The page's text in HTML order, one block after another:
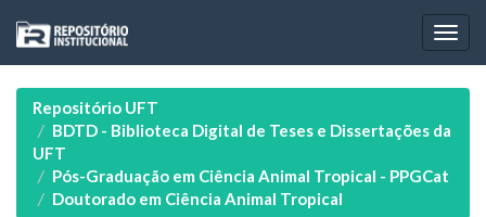
navigation
Repositório UFT
BDTD - Biblioteca Digital de Teses e Dissertações da
UFT
Pós-Graduação em Ciência Animal Tropical - PPGCat
Doutorado em Ciência Animal Tropical